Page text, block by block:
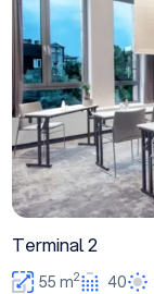
Terminal 2
55 m2 40